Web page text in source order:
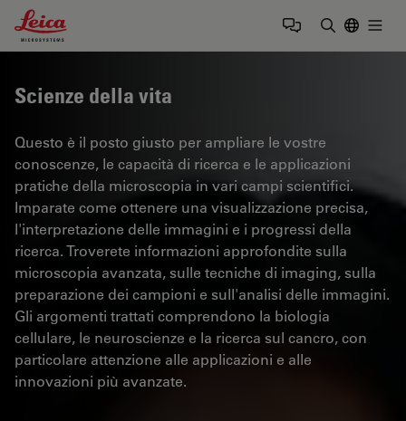
Leica Microsystems Logo
Scienze della vita
Questo è il posto giusto per ampliare le vostre
conoscenze, le capacità di ricerca e le applicazioni
pratiche della microscopia in vari campi scientifici.
Imparate come ottenere una visualizzazione precisa,
l'interpretazione delle immagini e i progressi della
ricerca. Troverete informazioni approfondite sulla
microscopia avanzata, sulle tecniche di imaging, sulla
preparazione dei campioni e sull'analisi delle immagini.
Gli argomenti trattati comprendono la biologia
cellulare, le neuroscienze e la ricerca sul cancro, con
particolare attenzione alle applicazioni e alle
innovazioni più avanzate.